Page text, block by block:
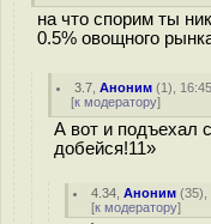
на что спорим ты
0.5% овощного
3.7 ,Аноним (1),
[к модератору]
А вот и подъехал
добейся!11»
4.34 ,Аноним (35),
[к модератору]